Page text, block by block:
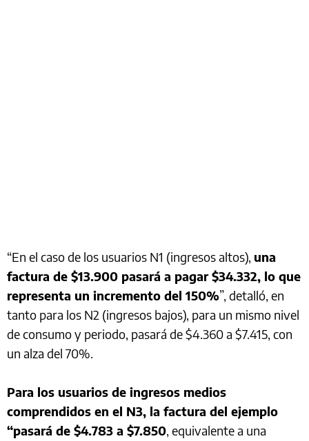
“En el caso de los usuarios N1 (ingresos altos), una
factura de $13.900 pasará a pagar $34.332, lo que
representa un incremento del 150%”, detalló, en
tanto para los N2 (ingresos bajos), para un mismo nivel
de consumo y periodo, pasará de $4.360 a $7.415, con
un alza del 70%.
Para los usuarios de ingresos medios
comprendidos en el N3, la factura del ejemplo
“pasará de $4.783 a $7.850, equivalente a una